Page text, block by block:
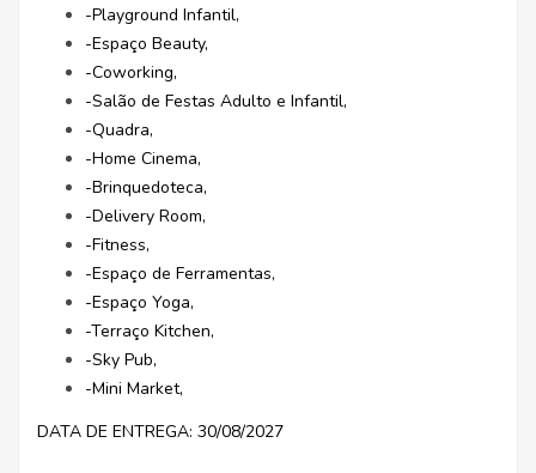
-Playground Infantil,
-Espaço Beauty,
-Coworking,
-Salão de Festas Adulto e Infantil,
-Quadra,
-Home Cinema,
-Brinquedoteca,
-Delivery Room,
-Fitness,
-Espaço de Ferramentas,
-Espaço Yoga,
-Terraço Kitchen,
-Sky Pub,
-Mini Market,
DATA DE ENTREGA: 30/08/2027